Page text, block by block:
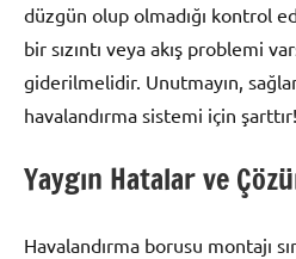
düzgün olup olmadığı kontrol
bir sızıntı veya akış problemi
giderilmelidir. Unutmayın,
havalandırma sistemi için şarttır!
Yaygın Hatalar ve
Havalandırma borusu montajı